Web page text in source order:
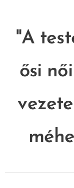
"A
ősi